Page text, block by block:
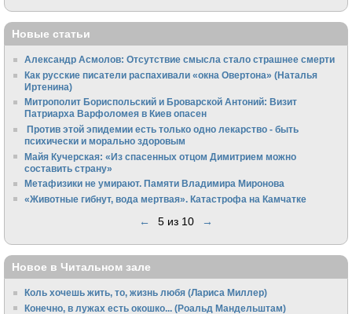
Новые статьи
Александр Асмолов: Отсутствие смысла стало страшнее смерти
Как русские писатели распахивали «окна Овертона» (Наталья
Иртенина)
Митрополит Бориспольский и Броварской Антоний: Визит
Патриарха Варфоломея в Киев опасен
Против этой эпидемии есть только одно лекарство - быть
психически и морально здоровым
Майя Кучерская: «Из спасенных отцом Димитрием можно
составить страну»
Метафизики не умирают. Памяти Владимира Миронова
«Животные гибнут, вода мертвая». Катастрофа на Камчатке
← 5 из 10 →
Новое в Читальном зале
Коль хочешь жить, то, жизнь любя (Лариса Миллер)
Конечно, в лужах есть окошко... (Роальд Мандельштам)